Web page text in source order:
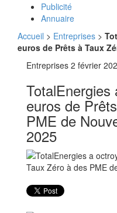
Publicité
Annuaire
Accueil > Entreprises >
euros de Prêts à Taux
Entreprises 2 février
euros de
PME de
2025